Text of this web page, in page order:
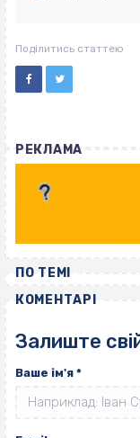
Поділитись статтею
РЕКЛАМА
ПО ТЕМІ
КОМЕНТАРІ
Залиште
Ваше ім'я *